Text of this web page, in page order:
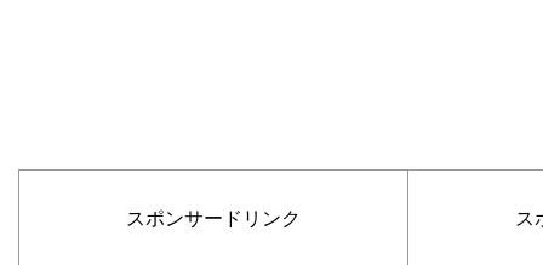
スポンサードリンク ス